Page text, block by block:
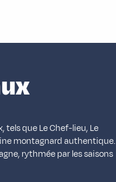
que Le Chef-lieu, Le
montagnard authentique.
rythmée par les saisons